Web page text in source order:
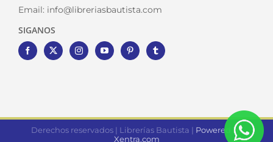
Email: info@libreriasbautista.com
SIGANOS
Derechos reservados | Librerías Bautista | Powered by
Xentra.com